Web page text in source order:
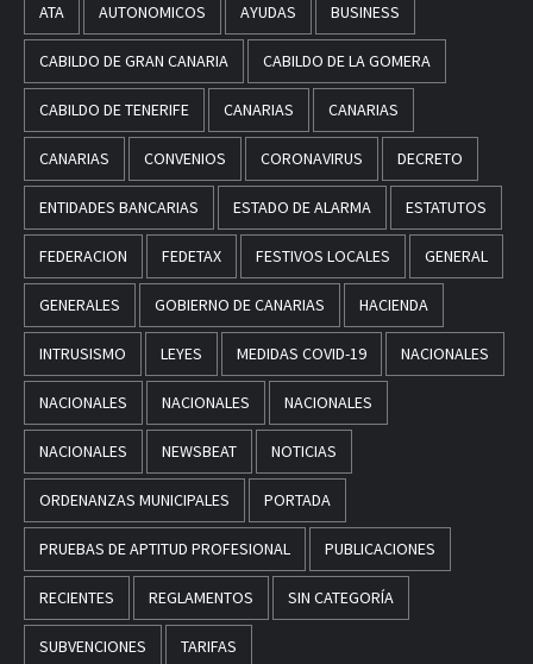
ATA AUTONOMICOS AYUDAS BUSINESS
CABILDO DE GRAN CANARIA CABILDO DE LA GOMERA
CABILDO DE TENERIFE CANARIAS CANARIAS
CANARIAS CONVENIOS CORONAVIRUS DECRETO
ENTIDADES BANCARIAS ESTADO DE ALARMA ESTATUTOS
FEDERACION FEDETAX FESTIVOS LOCALES GENERAL
GENERALES GOBIERNO DE CANARIAS HACIENDA
INTRUSISMO LEYES MEDIDAS COVID-19 NACIONALES
NACIONALES NACIONALES NACIONALES
NACIONALES NEWSBEAT NOTICIAS
ORDENANZAS MUNICIPALES PORTADA
PRUEBAS DE APTITUD PROFESIONAL PUBLICACIONES
RECIENTES REGLAMENTOS SIN CATEGORÍA
SUBVENCIONES TARIFAS